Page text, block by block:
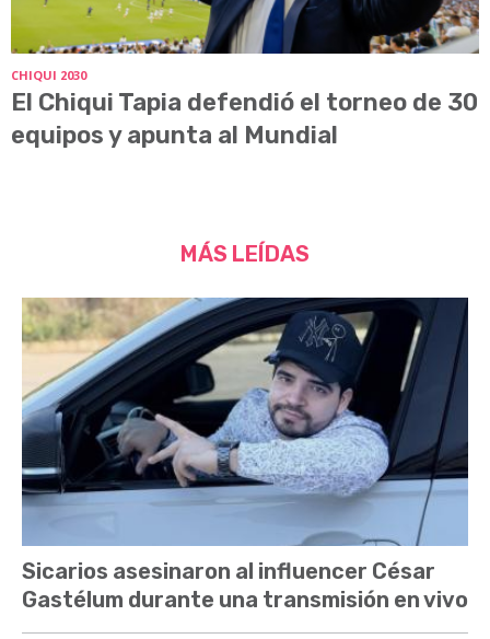
CHIQUI 2030
El Chiqui Tapia defendió el torneo de 30
equipos y apunta al Mundial
MÁS LEÍDAS
Sicarios asesinaron al influencer César
Gastélum durante una transmisión en vivo